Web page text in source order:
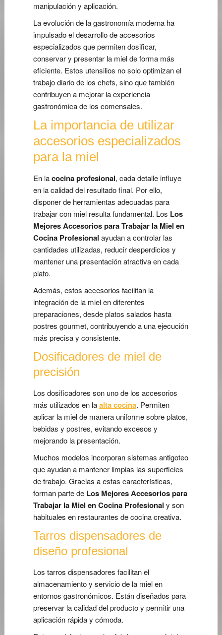
manipulación y aplicación.
La evolución de la gastronomía moderna ha
impulsado el desarrollo de accesorios
especializados que permiten dosificar,
conservar y presentar la miel de forma más
eficiente. Estos utensilios no solo optimizan el
trabajo diario de los chefs, sino que también
contribuyen a mejorar la experiencia
gastronómica de los comensales.
La importancia de utilizar
accesorios especializados
para la miel
En lacocina profesional, cada detalle influye
en la calidad del resultado final. Por ello,
disponer de herramientas adecuadas para
trabajar con miel resulta fundamental. Los Los
Mejores Accesorios para Trabajar la Miel en
Cocina Profesional ayudan a controlar las
cantidades utilizadas, reducir desperdicios y
mantener una presentación atractiva en cada
plato.
Además, estos accesorios facilitan la
integración de la miel en diferentes
preparaciones, desde platos salados hasta
postres gourmet, contribuyendo a una ejecución
más precisa y consistente.
Dosificadores de miel de
precisión
Los dosificadores son uno de los accesorios
más utilizados en laalta cocina. Permiten
aplicar la miel de manera uniforme sobre platos,
bebidas y postres, evitando excesos y
mejorando la presentación.
Muchos modelos incorporan sistemas antigoteo
que ayudan a mantener limpias las superficies
de trabajo. Gracias a estas características,
forman parte de Los Mejores Accesorios para
Trabajar la Miel en Cocina Profesional y son
habituales en restaurantes de cocina creativa.
Tarros dispensadores de
diseño profesional
Los tarros dispensadores facilitan el
almacenamiento y servicio de la miel en
entornos gastronómicos. Están diseñados para
preservar la calidad del producto y permitir una
aplicación rápida y cómoda.